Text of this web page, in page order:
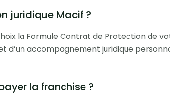
juridique Macif ?
la Formule Contrat de Protection de
d’un accompagnement juridique
la franchise ?